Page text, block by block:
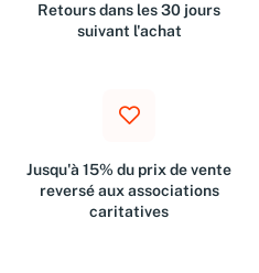
Retours dans les 30 jours
suivant l'achat
Jusqu'à 15% du prix de vente
reversé aux associations
caritatives